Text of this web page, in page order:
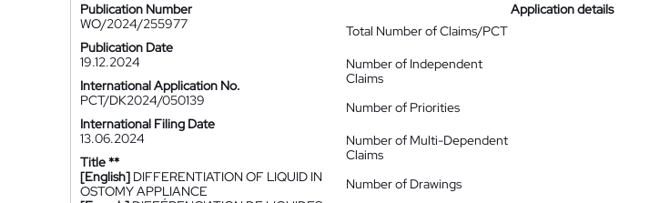
Publication Number
WO/2024/255977
Publication Date
19.12.2024
International Application No.
PCT/DK2024/050139
International Filing Date
13.06.2024
Title **
[English] DIFFERENTIATION OF LIQUID IN
OSTOMY APPLIANCE
Application details
Total Number of Claims/PCT
Number of Independent
Claims
Number of Priorities
Number of Multi-Dependent
Claims
Number of Drawings